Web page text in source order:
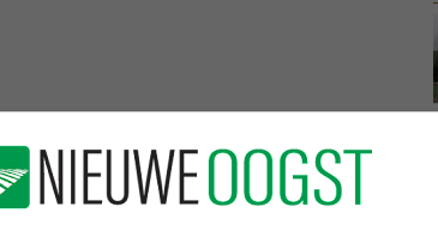
Eerste detectie van Xylella fastidiosa
in België